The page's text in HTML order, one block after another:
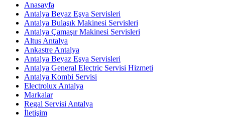
Anasayfa
Antalya Beyaz Eşya Servisleri
Antalya Bulaşık Makinesi Servisleri
Antalya Çamaşır Makinesi Servisleri
Altus Antalya
Ankastre Antalya
Antalya Beyaz Eşya Servisleri
Antalya General Electric Servisi Hizmeti
Antalya Kombi Servisi
Electrolux Antalya
Markalar
Regal Servisi Antalya
İletişim